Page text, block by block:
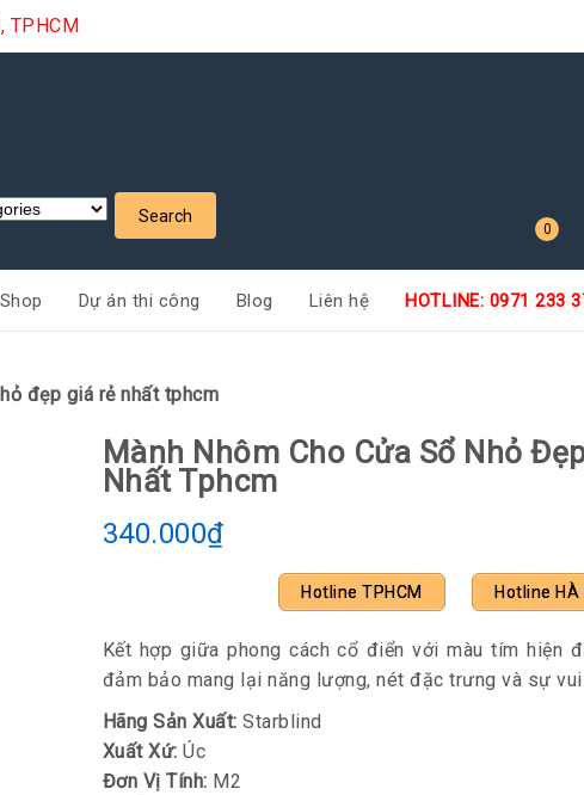
TPHCM
0
Shop Dự án thi công Blog Liên hệ HOTLINE: 0971 233
đẹp giá rẻ nhất tphcm
Mành Nhôm Cho Cửa Sổ Nhỏ
Nhất Tphcm
340.000₫
Hotline TPHCM Hotline HÀ
Kết hợp giữa phong cách cổ điển với màu tím hiện
đảm bảo mang lại năng lượng, nét đặc trưng và sự
Hãng Sản Xuất: Starblind
Xuất Xứ: Úc
Đơn Vị Tính: M2